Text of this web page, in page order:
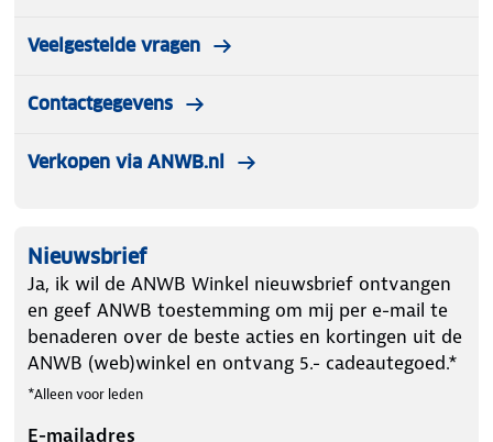
Veelgestelde vragen
Contactgegevens
Verkopen via ANWB.nl
Nieuwsbrief
Ja, ik wil de ANWB Winkel nieuwsbrief ontvangen
en geef ANWB toestemming om mij per e-mail te
benaderen over de beste acties en kortingen uit de
ANWB (web)winkel en ontvang 5.- cadeautegoed.*
*Alleen voor leden
E-mailadres